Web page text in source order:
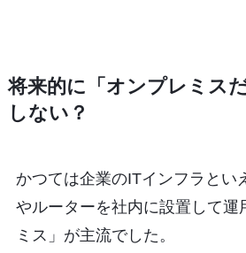
将来的に「オンプレミス
しない？
かつては企業のITインフラとい
やルーターを社内に設置して運
ミス」が主流でした。